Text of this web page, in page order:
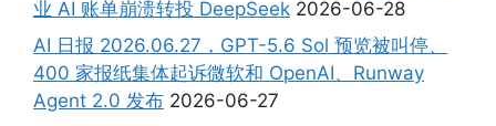
业 AI 账单崩溃转投 DeepSeek 2026-06-28
AI 日报 2026.06.27，GPT-5.6 Sol 预览被叫停、
400 家报纸集体起诉微软和 OpenAI、Runway
Agent 2.0 发布 2026-06-27